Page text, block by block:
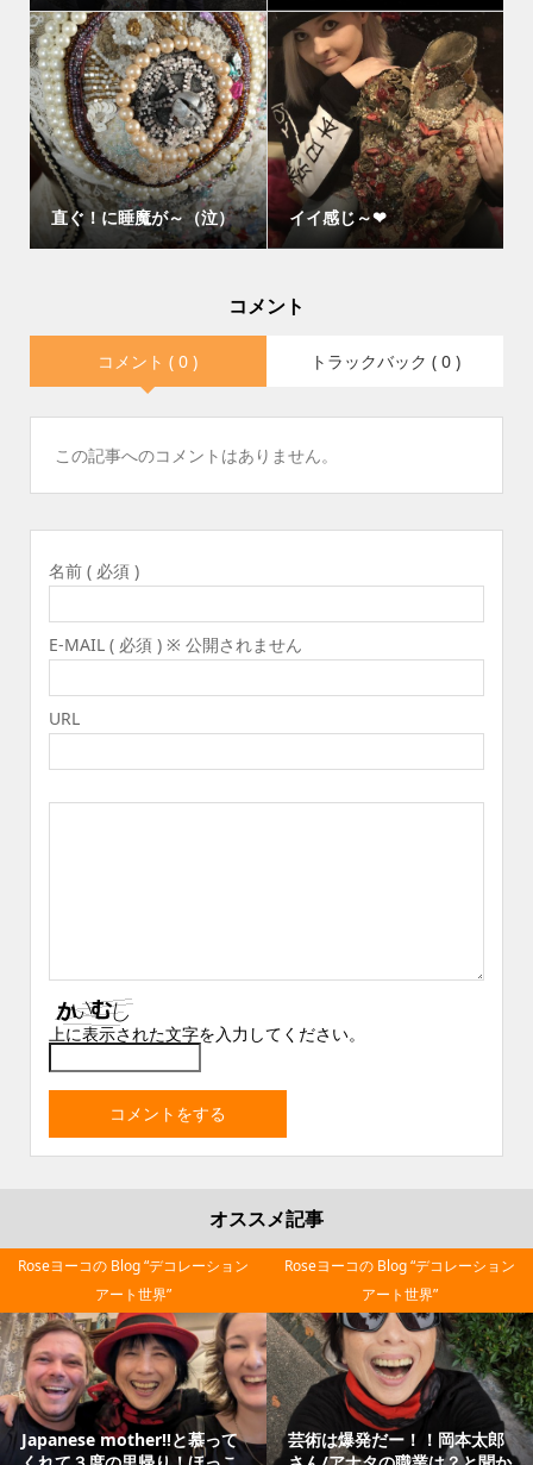
直ぐ！に睡魔が～（泣） イイ感じ～❤
コメント
コメント ( 0 ) トラックバック ( 0 )
この記事へのコメントはありません。
名前 ( 必須 )
E-MAIL ( 必須 ) ※ 公開されません
URL
上に表示された文字を入力してください。
オススメ記事
Japanese mother‼と慕って
Roseヨーコの Blog “デコレーション
アート世界”
芸術は爆発だー！！岡本太郎
Roseヨーコの Blog “デコレーション
アート世界”